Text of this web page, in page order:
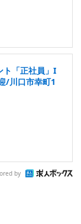
ト「正社員」I
/川口市幸町1
by